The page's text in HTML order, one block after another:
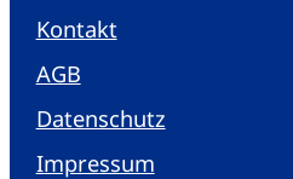
Kontakt
AGB
Datenschutz
Impressum